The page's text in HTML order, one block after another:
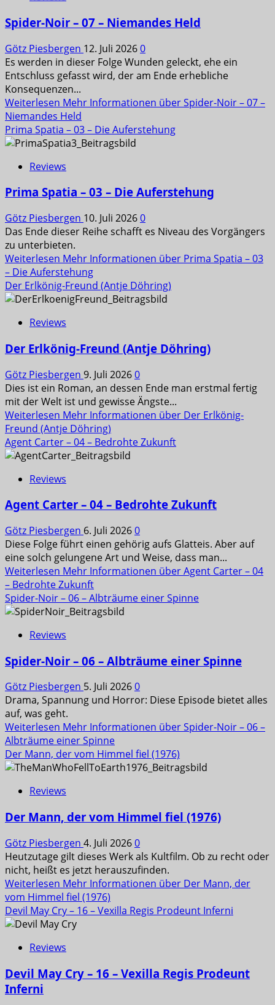
Spider-Noir – 07 – Niemandes Held
Götz Piesbergen 12. Juli 20260
Es werden in dieser Folge Wunden geleckt, ehe ein
Entschluss gefasst wird, der am Ende erhebliche
Konsequenzen...
Weiterlesen Mehr Informationen über Spider-Noir – 07 –
Niemandes Held
Prima Spatia – 03 – Die Auferstehung
Reviews
Prima Spatia – 03 – Die Auferstehung
Götz Piesbergen 10. Juli 20260
Das Ende dieser Reihe schafft es Niveau des Vorgängers
zu unterbieten.
Weiterlesen Mehr Informationen über Prima Spatia – 03
– Die Auferstehung
Der Erlkönig-Freund (Antje Döhring)
Reviews
Der Erlkönig-Freund (Antje Döhring)
Götz Piesbergen 9. Juli 20260
Dies ist ein Roman, an dessen Ende man erstmal fertig
mit der Welt ist und gewisse Ängste...
Weiterlesen Mehr Informationen über Der Erlkönig-
Freund (Antje Döhring)
Agent Carter – 04 – Bedrohte Zukunft
Reviews
Agent Carter – 04 – Bedrohte Zukunft
Götz Piesbergen 6. Juli 20260
Diese Folge führt einen gehörig aufs Glatteis. Aber auf
eine solch gelungene Art und Weise, dass man...
Weiterlesen Mehr Informationen über Agent Carter – 04
– Bedrohte Zukunft
Spider-Noir – 06 – Albträume einer Spinne
Reviews
Spider-Noir – 06 – Albträume einer Spinne
Götz Piesbergen 5. Juli 20260
Drama, Spannung und Horror: Diese Episode bietet alles
auf, was geht.
Weiterlesen Mehr Informationen über Spider-Noir – 06 –
Albträume einer Spinne
Der Mann, der vom Himmel fiel (1976)
Reviews
Der Mann, der vom Himmel fiel (1976)
Götz Piesbergen 4. Juli 20260
Heutzutage gilt dieses Werk als Kultfilm. Ob zu recht oder
nicht, heißt es jetzt herauszufinden.
Weiterlesen Mehr Informationen über Der Mann, der
vom Himmel fiel (1976)
Devil May Cry – 16 – Vexilla Regis Prodeunt Inferni
Reviews
Devil May Cry – 16 – Vexilla Regis Prodeunt
Inferni